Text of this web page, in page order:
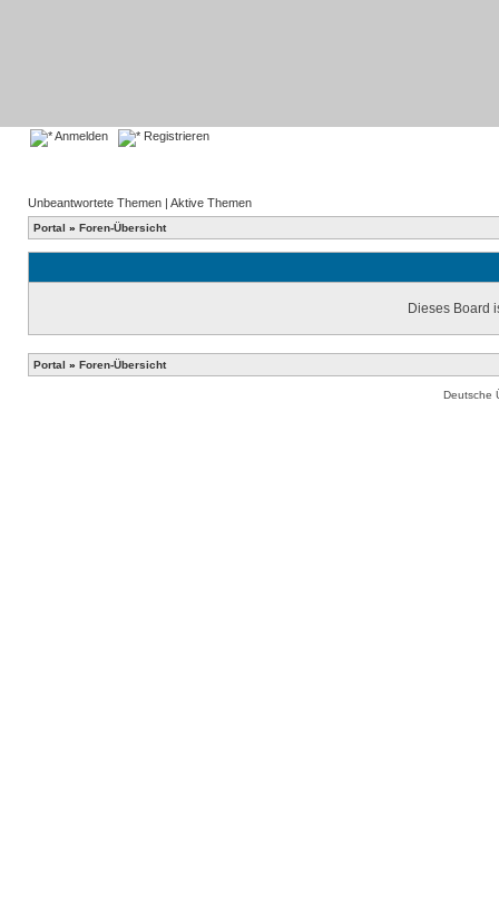
Anmelden Registrieren
Unbeantwortete Themen | Aktive Themen
Portal » Foren-Übersicht
Dieses Board
Portal » Foren-Übersicht
Deutsche